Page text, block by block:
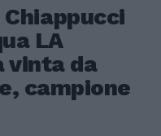
Chiappucci
LA
vinta da
campione